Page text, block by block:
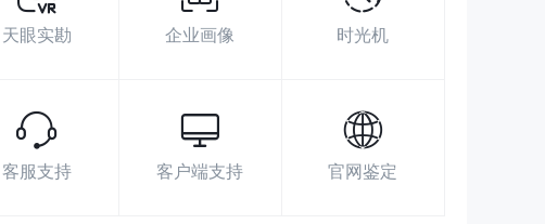
88300999
http://www.gkzq.com.cn/
天眼实勘 企业画像 时光机
客服支持 客户端支持 官网鉴定